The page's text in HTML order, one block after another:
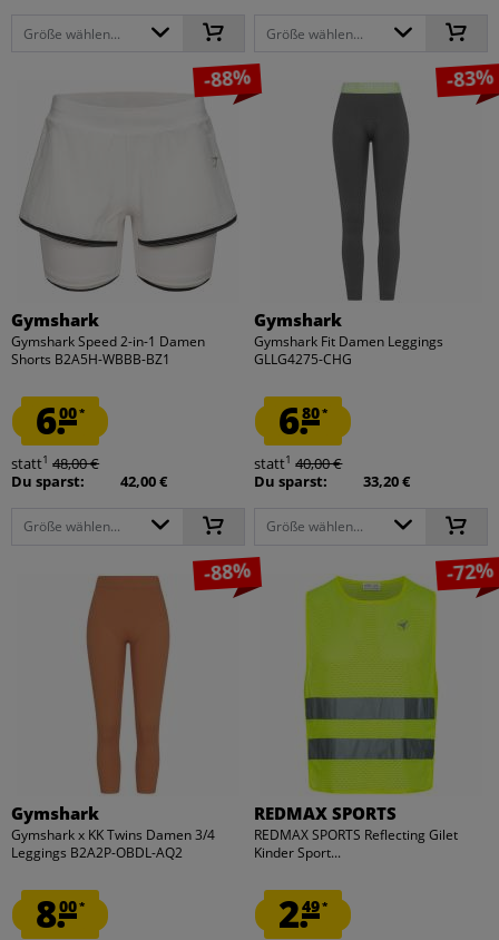
Größe wählen... Größe wählen...
-88%
Gymshark
Gymshark Speed 2-in-1 Damen
Shorts B2A5H-WBBB-BZ1
6.00*
statt1 48,00 €
Du sparst:
42,00 €
Größe wählen...
-83%
Gymshark
Gymshark Fit Damen Leggings
GLLG4275-CHG
6.80*
statt1 40,00 €
Du sparst:
33,20 €
Größe wählen...
-88%
Gymshark
Gymshark x KK Twins Damen 3/4
Leggings B2A2P-OBDL-AQ2
8.00*
-72%
REDMAX SPORTS
REDMAX SPORTS Reflecting Gilet
Kinder Sport...
2.49*